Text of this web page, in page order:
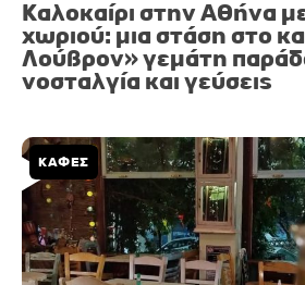
Καλοκαίρι στην Αθήνα
χωριού: μια στάση στο
Λούβρον» γεμάτη
νοσταλγία και γεύσεις
ΚΑΦΕΣ